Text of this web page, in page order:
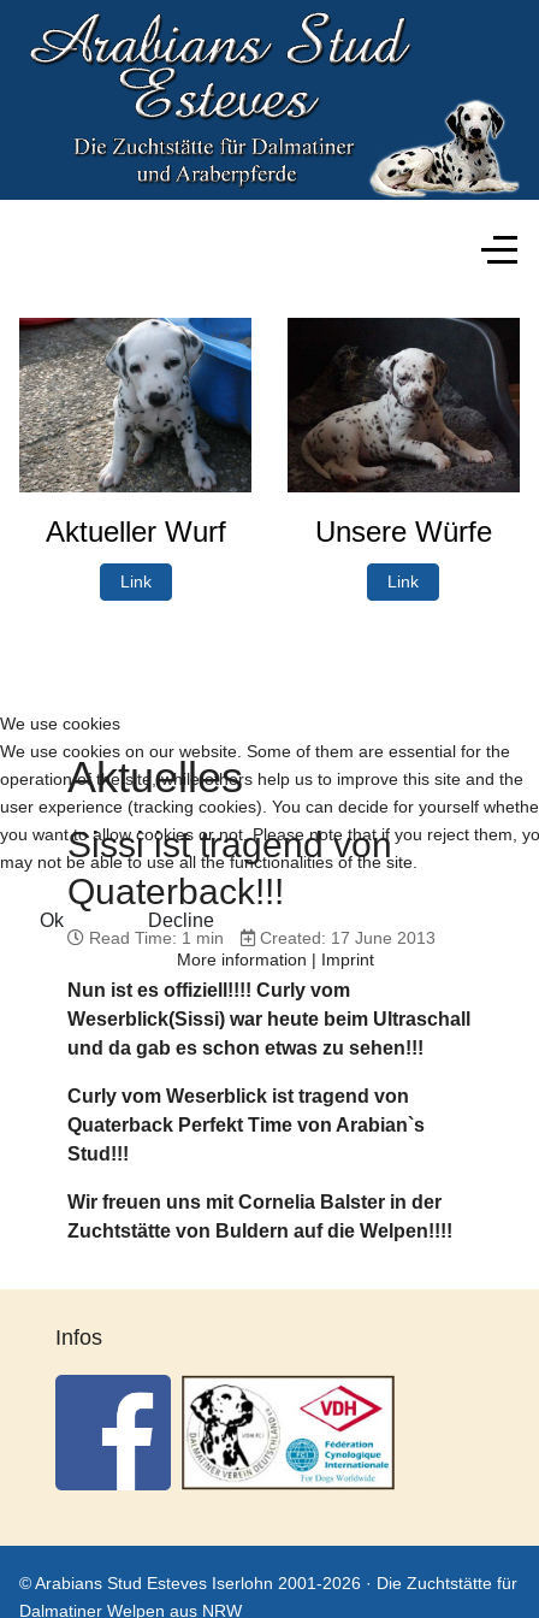
Aktueller Wurf
Link
Unsere Würfe
Link
Aktuelles
Sissi ist tragend von
Quaterback!!!
Read Time: 1 min Created: 17 June 2013
Nun ist es offiziell!!!! Curly vom
Weserblick(Sissi) war heute beim Ultraschall
und da gab es schon etwas zu sehen!!!
Curly vom Weserblick ist tragend von
Quaterback Perfekt Time von Arabian`s
Stud!!!
Wir freuen uns mit Cornelia Balster in der
Zuchtstätte von Buldern auf die Welpen!!!!
Infos
© Arabians Stud Esteves Iserlohn 2001-2026 · Die Zuchtstätte für
Dalmatiner Welpen aus NRW
We use cookies
We use cookies on our website. Some of them are essential for the
operation of the site, while others help us to improve this site and the
user experience (tracking cookies). You can decide for yourself
you want to allow cookies or not. Please note that if you reject them,
may not be able to use all the functionalities of the site.
Ok Decline
More information | Imprint